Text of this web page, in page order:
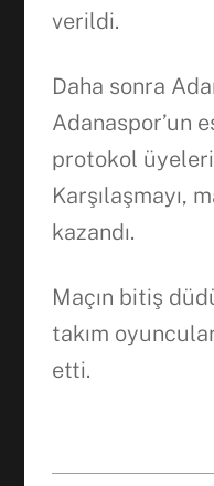
verildi.
Daha sonra
Adanaspor’un
protokol
Karşılaşmayı,
kazandı.
Maçın bitiş
takım
etti.